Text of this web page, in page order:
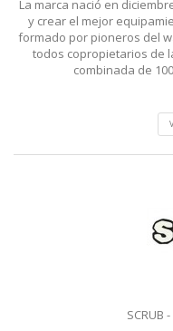
La marca nació en
y crear el mejor
formado por pioneros del
todos copropietarios de
combinada de
SCRUB